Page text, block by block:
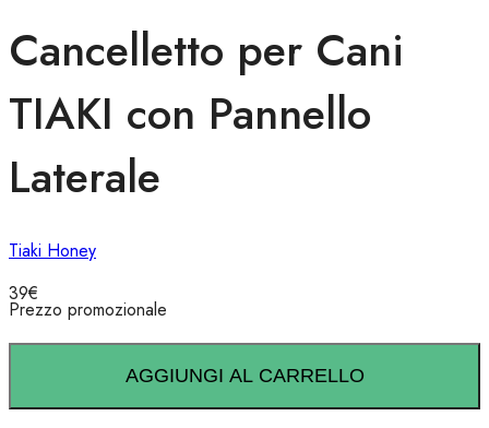
Cancelletto per Cani
TIAKI con Pannello
Laterale
Tiaki Honey
39€
Prezzo promozionale
AGGIUNGI AL CARRELLO